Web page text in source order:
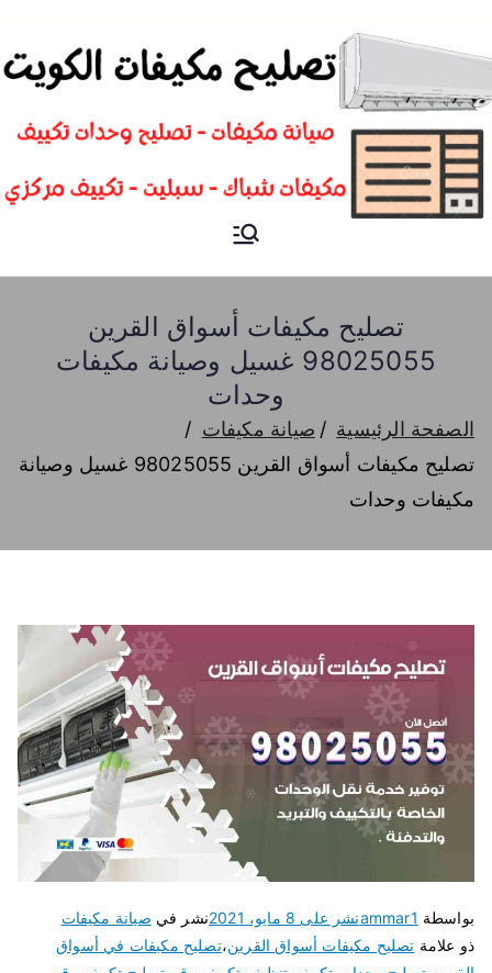
مكيفات
تصليح مكيفات أسواق القرين
98025055 غسيل وصيانة مكيفات
وحدات
الصفحة الرئيسية
صيانة مكيفات
تصليح مكيفات أسواق القرين 98025055 غسيل وصيانة
مكيفات وحدات
بواسطة ammar1نشر على 8 مايو، 2021 نشر في صيانة مكيفات
ذو علامة تصليح مكيفات أسواق القرين،تصليح مكيفات في أسواق